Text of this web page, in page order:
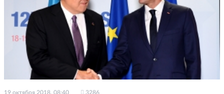
19 октября 2018, 08:40 3286